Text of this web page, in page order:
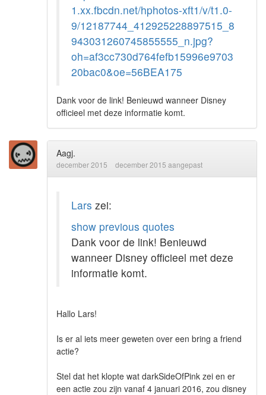
1.xx.fbcdn.net/hphotos-xft1/v/t1.0-
9/12187744_412925228897515_8
943031260745855555_n.jpg?
oh=af3cc730d764fefb15996e9703
20bac0&oe=56BEA175
Dank voor de link! Benieuwd wanneer Disney
officieel met deze informatie komt.
Aagj.
december 2015 december 2015 aangepast
Lars zei:
show previous quotes
Dank voor de link! Benieuwd
wanneer Disney officieel met deze
informatie komt.
Hallo Lars!
Is er al iets meer geweten over een bring a friend
actie?
Stel dat het klopte wat darkSideOfPink zei en er
een actie zou zijn vanaf 4 januari 2016, zou disney